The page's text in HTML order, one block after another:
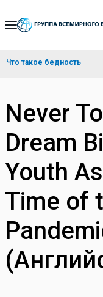
Skip
Navigation
Что такое бедность
Never
Dream
Youth
Time of